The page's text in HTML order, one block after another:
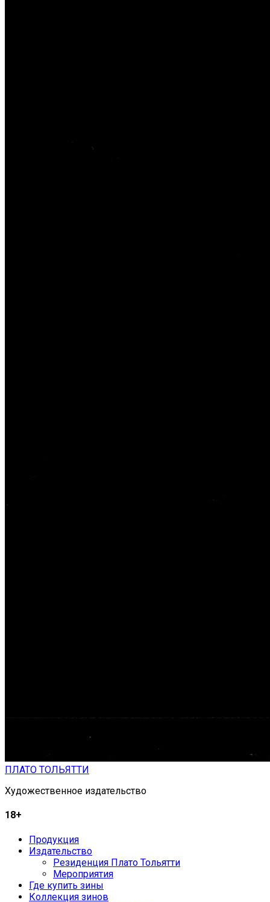
ПЛАТО ТОЛЬЯТТИ
Художественное издательство
18+
Продукция
Издательство
Резиденция Плато Тольятти
Мероприятия
Где купить зины
Коллекция зинов